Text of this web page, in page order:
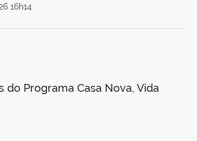
16h14
Programa Casa Nova, Vida